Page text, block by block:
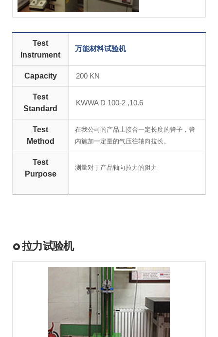
Test
Instrument
万能材料试验机
Capacity 200 KN
Test
Standard
KWWA D 100-2 ,10.6
Test
Method
在我公司的产品上接合一定长度的管子，管
内施加一定量的气压往轴向拉长。
Test
Purpose
测量对于产品轴向拉力的阻力
拉力试验机